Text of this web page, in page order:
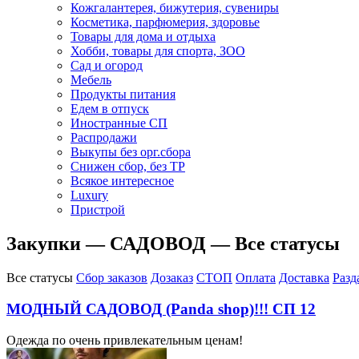
Кожгалантерея, бижутерия, сувениры
Косметика, парфюмерия, здоровье
Товары для дома и отдыха
Хобби, товары для спорта, ЗОО
Сад и огород
Мебель
Продукты питания
Едем в отпуск
Иностранные СП
Распродажи
Выкупы без орг.сбора
Снижен сбор, без ТР
Всякое интересное
Luxury
Пристрой
Закупки — САДОВОД — Все статусы
Все статусы Сбор заказов Дозаказ СТОП Оплата Доставка
МОДНЫЙ САДОВОД (Panda shop)!!! СП 12
Одежда по очень привлекательным ценам!